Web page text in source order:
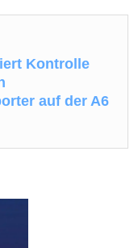
Kontrolle
auf der A6